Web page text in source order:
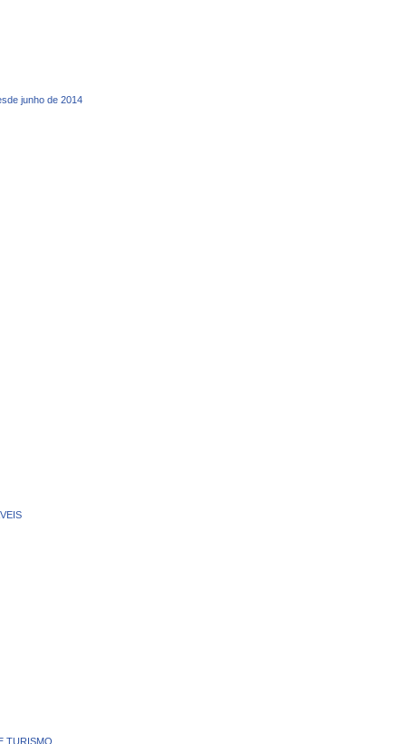
junho de 2014
TURISMO